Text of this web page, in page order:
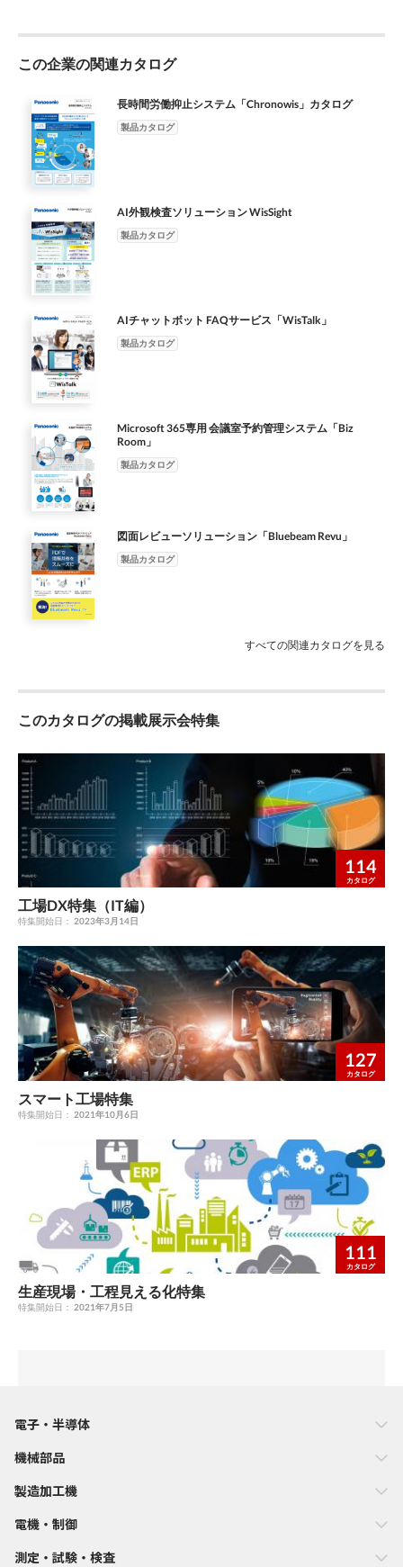
と保存 ● 設備稼働履歴の表示 FP7 既存の設備 生産設備の稼働状
タイムで見えるので 分析や意思決定に 主体業務に 即時対応が可
能になります 活用できます 集中できます
場全体への縦横展開 生産数・稼働状況から見える化 トレース管
る経営効果を測定 工程改善の検討に活用 工場全体の管理・運用
のレベルへ ■ 生産現場向けソリューション全体像 トレーサビリ
ティーシステム データ分析（Tableau） 分析 OA トレーサビリテ
ィー検索 分析 LAN 工場サイネージ DB 蓄積 DB 見える化 基幹シ
ステム アプリケーション データ可視化ツール（MotionBoard）
無線LAN LAN 設備データ 作業データ 既存PLC カメラ センサ 製
造・検査装置 組立作業 点検、日報 帳票電子化ツール（XC-
Gate） 標準作業ナビ 生産現場向け設備データ見える化ソリュー
ション ■ 基本パッケージ ■ オプション ● 中継PLC（パナソニック
インダストリー社製 FP7） ● ネットワークカメラ／各種センサ／
連携作業 提供内容 ● DBサーバー／アプリケーションサーバー ●
トレーサビリティーシステム・ソフトウェア／導入作業 ● データ
可視化ツール（簡易版） ● Tableauソフトウェア／導入作業 ● 既
存PLC連携作業／システム導入作業／保守サポート ●
MotionBoardソフトウェア／導入作業
載されている製品内容は、2019年3月現在のものです。予告なし
に変更する場合もございますので、あらかじめご了承ください。
PST-1703JT100E ●本サービスは法人のお客様を対象としていま
す。個人のお客様は対象外とさせていただきます。 ●本リーフレ
ットに記載されている会社名、製品名は、各社の商標または登録
いません。 ●QRコードは株式会社デンソーウェーブの登録商標
です。
この企業の関連カタログ
長時間労働抑止システム「Chronowis」カタログ
製品カタログ
AI外観検査ソリューション WisSight
製品カタログ
AIチャットボット FAQサービス「WisTalk」
製品カタログ
Microsoft 365専用 会議室予約管理システム「Biz
Room」
製品カタログ
図面レビューソリューション「Bluebeam Revu」
製品カタログ
すべての関連カタログを見る
このカタログの掲載展示会特集
114
カタログ
工場DX特集（IT編）
特集開始日： 2023年3月14日
127
カタログ
スマート工場特集
特集開始日： 2021年10月6日
111
カタログ
生産現場・工程見える化特集
特集開始日： 2021年7月5日
電子・半導体
機械部品
製造加工機
電機・制御
測定・試験・検査